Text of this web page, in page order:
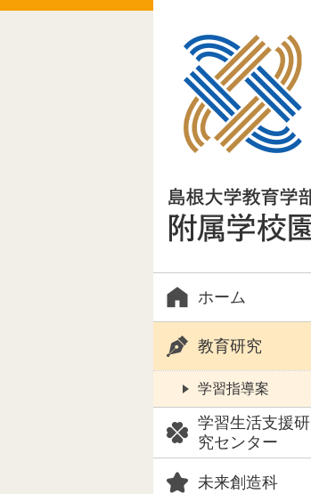
ホーム
教育研究
学習指導案
学習生活支援研
究センター
未来創造科